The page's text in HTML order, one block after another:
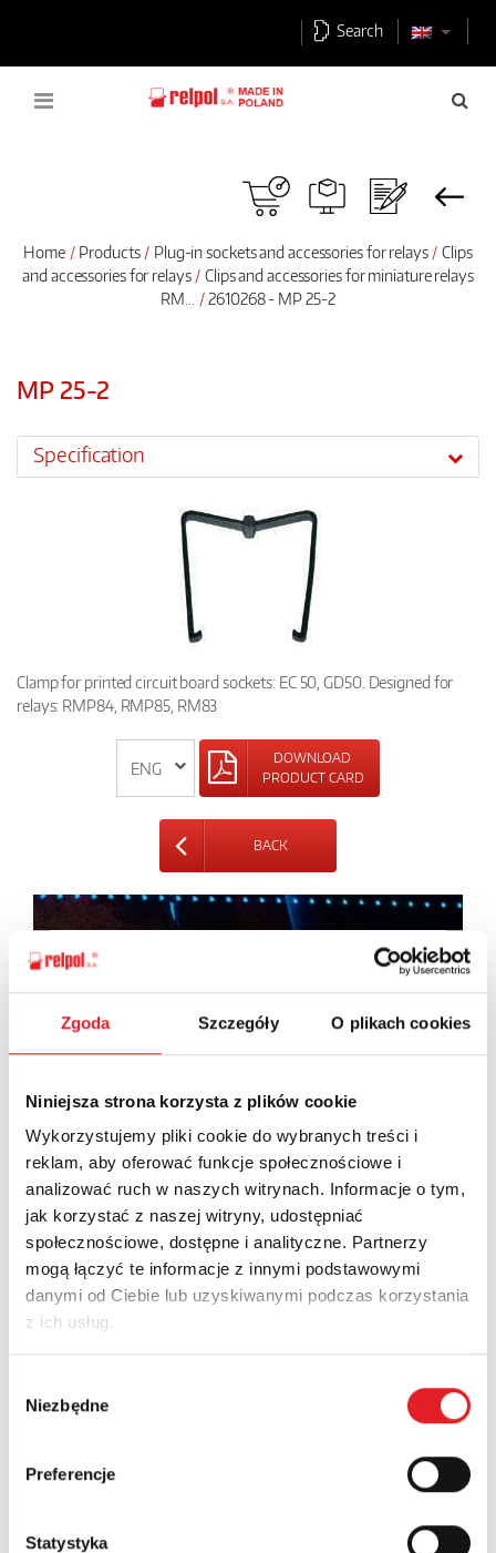
Zgoda Szczegóły O plikach cookies
Niniejsza strona korzysta z plików cookie
Wykorzystujemy pliki cookie do wybranych treści i
reklam, aby oferować funkcje społecznościowe i
analizować ruch w naszych witrynach. Informacje o tym,
jak korzystać z naszej witryny, udostępniać
społecznościowe, dostępne i analityczne. Partnerzy
mogą łączyć te informacje z innymi podstawowymi
danymi od Ciebie lub uzyskiwanymi podczas korzystania
z ich usług.
zgody
Niezbędne
Preferencje
Statystyka
Search
Home Products Plug-in sockets and accessories for relays
Clips
and accessories for relays
Clips and accessories for miniature relays
RM...
2610268 - MP 25-2
MP 25-2
Specification
Clamp for printed circuit board sockets: EC 50, GD50. Designed for
relays: RMP84, RMP85, RM83
DOWNLOAD
PRODUCT CARD
BACK
Ask for the details of the offer
Name: *
Email: *
Phone:
Contents: *